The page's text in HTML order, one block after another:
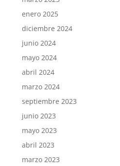
enero 2025
diciembre 2024
junio 2024
mayo 2024
abril 2024
marzo 2024
septiembre 2023
junio 2023
mayo 2023
abril 2023
marzo 2023